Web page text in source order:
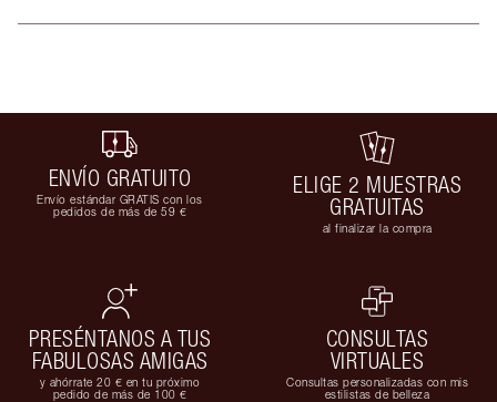
ENVÍO GRATUITO
Envío estándar GRATIS con los
pedidos de más de 59 €
ELIGE 2 MUESTRAS
GRATUITAS
al finalizar la compra
PRESÉNTANOS A TUS
FABULOSAS AMIGAS
y ahórrate 20 € en tu próximo
pedido de más de 100 €
CONSULTAS
VIRTUALES
Consultas personalizadas con mis
estilistas de belleza